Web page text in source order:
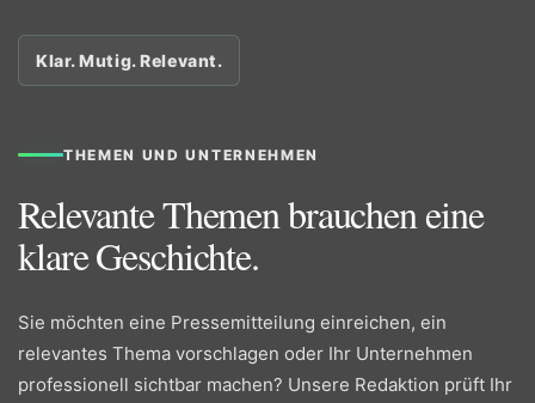
Klar. Mutig. Relevant.
THEMEN UND UNTERNEHMEN
Relevante Themen brauchen eine
klare Geschichte.
Sie möchten eine Pressemitteilung einreichen, ein
relevantes Thema vorschlagen oder Ihr Unternehmen
professionell sichtbar machen? Unsere Redaktion prüft Ihr